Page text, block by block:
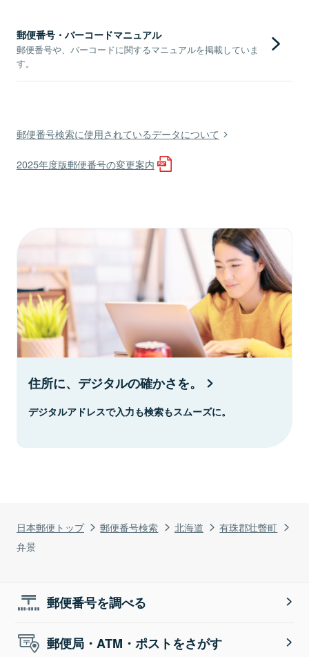
日本郵便トップ 郵便番号検索 北海道
有珠郡壮瞥町
弁景
郵便番号・バーコードマニュアル
郵便番号や、バーコードに関するマニュアルを掲載していま
す。
郵便番号検索に使用されているデータについて
2025年度版郵便番号の変更案内
住所に、デジタルの確かさを。
デジタルアドレスで入力も検索もスムーズに。
郵便番号を調べる
郵便局・ATM・ポストをさがす